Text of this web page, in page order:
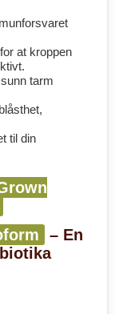
at kroppen
tarm
til din
– En